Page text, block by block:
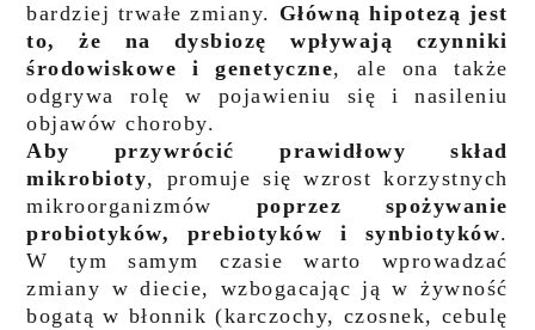
bardziej trwałe zmiany. Główną hipotezą jest
to,że na dysbiozę wpływają czynniki
środowiskowe i genetyczne, ale ona także
odgrywa rolę w pojawieniu się inasileniu
objawów choroby.
Aby przywrócić prawidłowy skład
mikrobioty, promuje się wzrost korzystnych
mikroorganizmów poprzez spożywanie
probiotyków, prebiotyków i synbiotyków.
W tym samym czasie warto wprowadzać
zmiany wdiecie, wzbogacając ją w żywność
bogatą w błonnik (karczochy, czosnek, cebulę